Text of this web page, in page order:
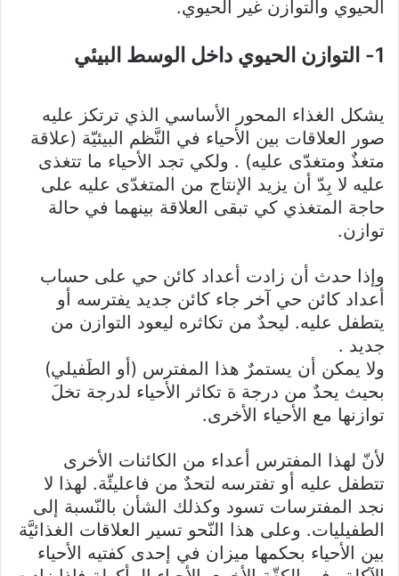
الحيوي والتوازن غير الحيوي.
1- التوازن الحيوي داخل الوسط البيئي
يشكل الغذاء المحور الأساسي الذي ترتكز عليه
صور العلاقات بين الأحياء في النَّظم البيئيّة (علاقة
متغذٌ ومتغدّى عليه) . ولكي تجد الأحياء ما تتغذى
عليه لا بِدّ أن يزيد الإنتاج من المتغدّى عليه على
حاجة المتغذي كي تبقى العلاقة بينهما في حالة
توازن.
وإذا حدث أن زادت أعداد كائن حي على حساب
أعداد كائن حي آخر جاء كائن جديد يفترسه أو
يتطفل عليه. ليحدٌ من تكاثره ليعود التوازن من
جديد .
ولا يمكن أن يستمرٌ هذا المفترس (أو الطَفيلي)
بحيث يحدٌ من درجة ة تكاثر الأحياء لدرجة تخلَ
توازنها مع الأحياء الأخرى.
لأنّ لهذا المفترس أعداء من الكائنات الأخرى
تتطفل عليه أو تفترسه لتحدٌ من فاعليئّة. لهذا لا
نجد المفترسات تسود وكذلك الشأن بالنّسبة إلى
الطفيليات. وعلى هذا النّحو تسير العلاقات الغذائيَّة
بين الأحياء بحكمها ميزان في إحدى كفتيه الأحياء